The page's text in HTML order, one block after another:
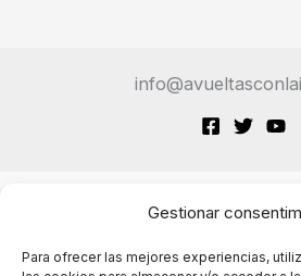
Gestionar
Para ofrecer las mejores experiencias,